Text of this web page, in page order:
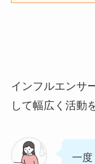
インフルエンサ
して幅広く活動
一度